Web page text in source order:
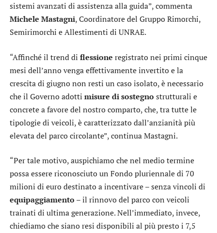
sistemi avanzati di assistenza alla guida”, commenta
Michele Mastagni, Coordinatore del Gruppo Rimorchi,
Semirimorchi e Allestimenti di UNRAE.
“Affinché il trend di flessione registrato nei primi cinque
mesi dell’anno venga effettivamente invertito e la
crescita di giugno non resti un caso isolato, è necessario
che il Governo adotti misure di sostegno strutturali e
concrete a favore del nostro comparto, che, tra tutte le
tipologie di veicoli, è caratterizzato dall’anzianità più
elevata del parco circolante”, continua Mastagni.
“Per tale motivo, auspichiamo che nel medio termine
possa essere riconosciuto un Fondo pluriennale di 70
milioni di euro destinato a incentivare – senza vincoli di
equipaggiamento – il rinnovo del parco con veicoli
trainati di ultima generazione. Nell’immediato, invece,
chiediamo che siano resi disponibili al più presto i 7,5